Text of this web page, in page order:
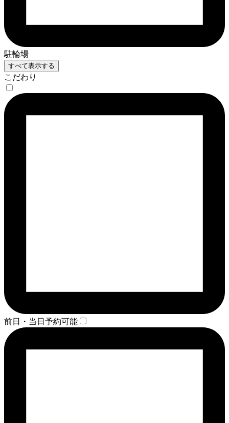
駐輪場
すべて表示する
こだわり
前日・当日予約可能